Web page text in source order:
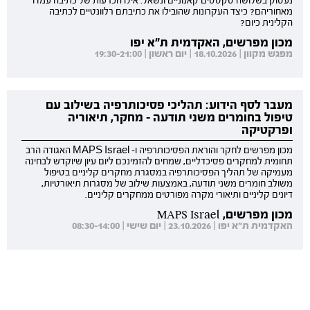
מאחוריהם? כיצד העקרונות שהובילו את כתיבתם רלוונטיים לכתיבה
הקלינית כיום?
מכון מפרשים, האקדמית ת"א יפו
מפגש מקוון | 18.10.2026 | יום ראשון | 19:30-21:00
מעבר לסף הידוע: תהליכי פסיכותרפיה בשילוב עם
טיפול בחומרים משני תודעה - מחקר, תיאוריה
ופרקטיקה
מכון מפרשים לחקר והוראת הפסיכותרפיה ו- MAPS Israel האגודה הרב
תחומית למחקרים פסיכדליים, שמחים להזמינכם ליום עיון שיוקדש לבחינה
מעמיקה של תהליך הפסיכותרפיה במסגרת מחקרים קליניים בטיפול
משולב חומרים משני תודעה, באמצעות שילוב של מסגרות תיאורטיות,
דיונים קליניים ותיאורי מקרה מפורטים ממחקרים קליניים.
מכון מפרשים, MAPS Israel
האקדמית ת"א יפו | 23.10.2026 | יום שישי | 08:30-14:00